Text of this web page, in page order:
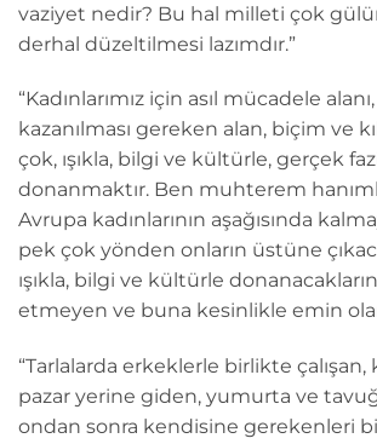
vaziyet nedir? Bu hal milleti çok
derhal düzeltilmesi lazımdır.”
“Kadınlarımız için asıl mücadele
kazanılması gereken alan, biçim ve
çok, ışıkla, bilgi ve kültürle, gerçek
donanmaktır. Ben muhterem
Avrupa kadınlarının aşağısında
pek çok yönden onların üstüne
ışıkla, bilgi ve kültürle
etmeyen ve buna kesinlikle emin
“Tarlalarda erkeklerle birlikte çalışan,
pazar yerine giden, yumurta ve
ondan sonra kendisine gerekenleri